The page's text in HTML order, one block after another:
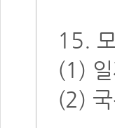
15.
(1)
(2)